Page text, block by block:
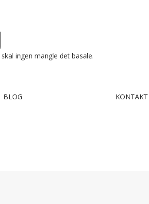
ingen mangle det basale.
BLOG KONTAKT